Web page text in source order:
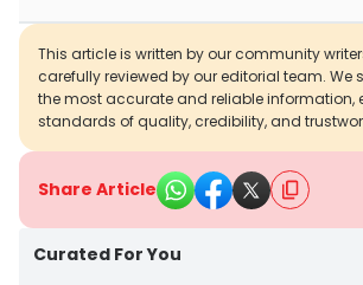
This article is written by our community
carefully reviewed by our editorial team. We
the most accurate and reliable information,
standards of quality, credibility, and
Share Article
Curated For You